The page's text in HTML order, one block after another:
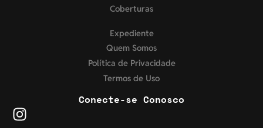
Coberturas
Expediente
Quem Somos
Política de Privacidade
Termos de Uso
Conecte-se Conosco